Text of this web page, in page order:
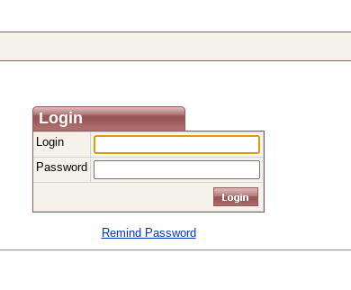
Login
Login
Password
Remind Password